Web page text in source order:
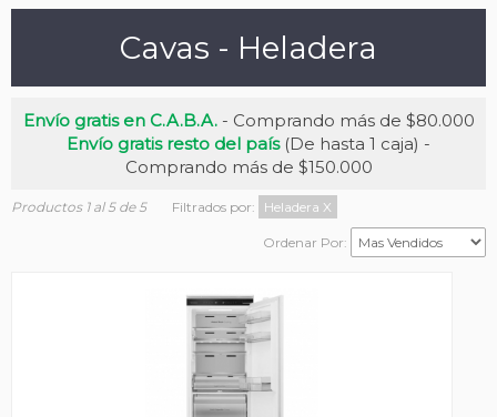
Cavas - Heladera
Envío gratis en C.A.B.A.- Comprando más de $80.000
Envío gratis resto del país(De hasta 1 caja) -
Comprando más de $150.000
Productos 1 al 5 de 5 Filtrados por: Heladera X
Ordenar Por: